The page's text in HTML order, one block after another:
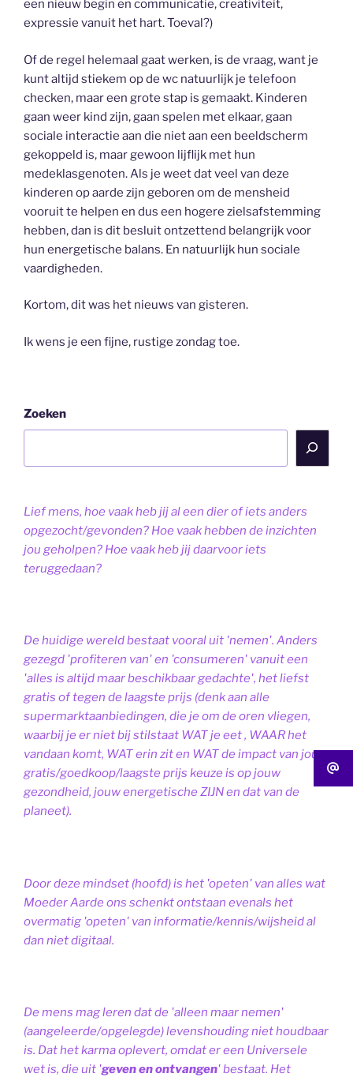
een nieuw begin en communicatie, creativiteit,
expressie vanuit het hart. Toeval?)
Of de regel helemaal gaat werken, is de vraag, want je
kunt altijd stiekem op de wc natuurlijk je telefoon
checken, maar een grote stap is gemaakt. Kinderen
gaan weer kind zijn, gaan spelen met elkaar, gaan
sociale interactie aan die niet aan een beeldscherm
gekoppeld is, maar gewoon lijflijk met hun
medeklasgenoten. Als je weet dat veel van deze
kinderen op aarde zijn geboren om de mensheid
vooruit te helpen en dus een hogere zielsafstemming
hebben, dan is dit besluit ontzettend belangrijk voor
hun energetische balans. En natuurlijk hun sociale
vaardigheden.
Kortom, dit was het nieuws van gisteren.
Ik wens je een fijne, rustige zondag toe.
Zoeken
Lief mens, hoe vaak heb jij al een dier of iets anders
opgezocht/gevonden? Hoe vaak hebben de inzichten
jou geholpen? Hoe vaak heb jij daarvoor iets
teruggedaan?
De huidige wereld bestaat vooral uit 'nemen'. Anders
gezegd 'profiteren van' en 'consumeren' vanuit een
'alles is altijd maar beschikbaar gedachte', het liefst
gratis of tegen de laagste prijs (denk aan alle
supermarktaanbiedingen, die je om de oren vliegen,
waarbij je er niet bij stilstaat WAT je eet , WAAR het
vandaan komt, WAT erin zit en WAT de impact van jouw
gratis/goedkoop/laagste prijs keuze is op jouw
gezondheid, jouw energetische ZIJN en dat van de
planeet).
Door deze mindset (hoofd) is het 'opeten' van alles wat
Moeder Aarde ons schenkt ontstaan evenals het
overmatig 'opeten' van informatie/kennis/wijsheid al
dan niet digitaal.
De mens mag leren dat de 'alleen maar nemen'
(aangeleerde/opgelegde) levenshouding niet houdbaar
is. Dat het karma oplevert, omdat er een Universele
wet is, die uit 'geven en ontvangen' bestaat. Het